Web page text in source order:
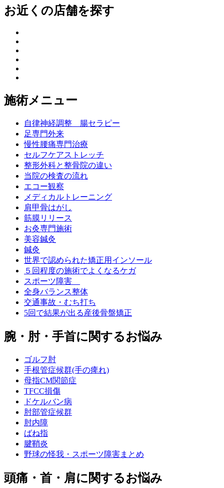
お近くの店舗を探す
施術メニュー
自律神経調整 腸セラピー
足専門外来
慢性腰痛専門治療
セルフケアストレッチ
整形外科と整骨院の違い
当院の検査の流れ
エコー観察
メディカルトレーニング
肩甲骨はがし
筋膜リリース
お灸専門施術
美容鍼灸
鍼灸
世界で認められた矯正用インソール
５回程度の施術でよくなるケガ
スポーツ障害
全身バランス整体
交通事故・むち打ち
5回で結果が出る産後骨盤矯正
腕・肘・手首に関するお悩み
ゴルフ肘
手根管症候群(手の痺れ)
母指CM関節症
TFCC損傷
ドケルバン病
肘部管症候群
肘内障
ばね指
腱鞘炎
野球の怪我・スポーツ障害まとめ
頭痛・首・肩に関するお悩み